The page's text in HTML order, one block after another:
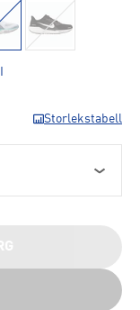
Storlekstabell